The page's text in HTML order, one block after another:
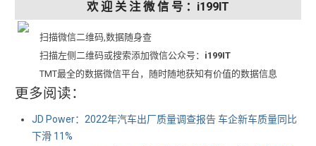
欢 迎 关 注 微 信 号 ：i199IT
扫描微信二维码,数据随身查
扫描左侧二维码或搜索添加微信公众号： i199IT
TMT最全的数据微信平台，随时随地获知有价值的数据信息
更多阅读：
JD Power：2022年汽车出厂质量调查报告 车企新车质量同比
下滑 11%